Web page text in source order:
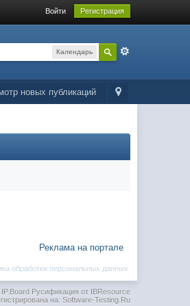
Войти Регистрация
Календарь
новых публикаций
Реклама на портале
обработки персональных данных
Русификация от IBResource
на: Software-Testing.Ru